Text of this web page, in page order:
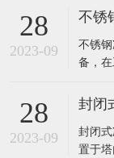
在钢
废气
过程
对闭
28
2023-09
不锈
备，
触，
再通
移，
要可以
28
2023-09
封闭
置于